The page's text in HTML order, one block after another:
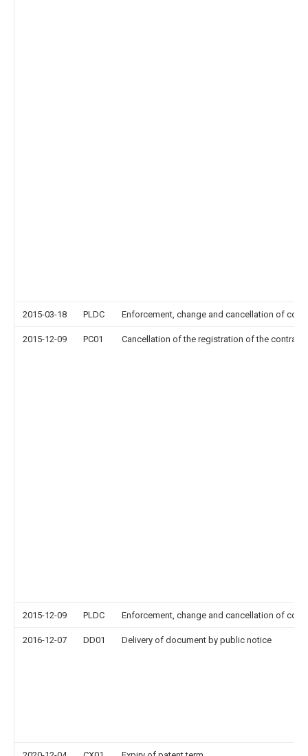
2015-03-18 PLDC Enforcement, change and cancellation of
2015-12-09 PC01 Cancellation of the registration of the
2015-12-09 PLDC Enforcement, change and cancellation of
2016-12-07 DD01 Delivery of document by public notice